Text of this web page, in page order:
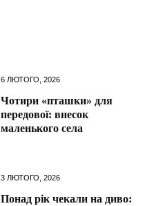
6 ЛЮТОГО, 2026
Чотири «пташки» для
передової: внесок
маленького села
3 ЛЮТОГО, 2026
Понад рік чекали на диво: